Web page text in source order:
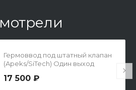
Гермоввод под штатный клапан
(Apeks/SiTech) Один выход
17 500 ₽